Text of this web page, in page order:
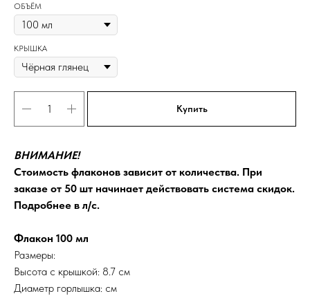
ОБЪЁМ
КРЫШКА
Купить
ВНИМАНИЕ!
Стоимость флаконов зависит от количества. При
заказе от 50 шт начинает действовать система скидок.
Подробнее в л/с.
Флакон 100 мл
Размеры:
Высота с крышкой: 8.7 см
Диаметр горлышка: см